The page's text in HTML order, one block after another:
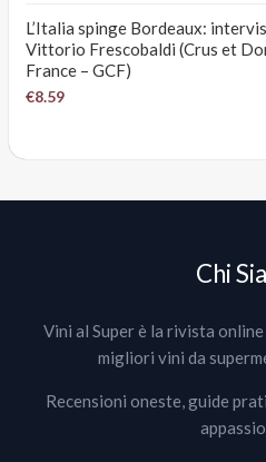
L’Italia spinge Bordeaux:
Vittorio Frescobaldi (Crus et
France – GCF)
€8.59
Chi
Vini al Super è la rivista
migliori vini da
Recensioni oneste, guide